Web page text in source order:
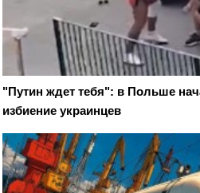
"Путин ждет тебя": в Польше
избиение украинцев